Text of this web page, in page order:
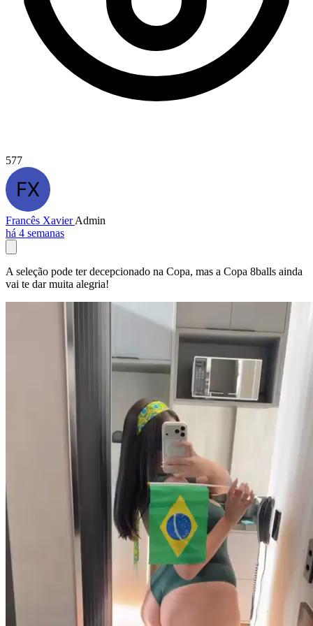
577
Francês XavierAdmin
há 4 semanas
A seleção pode ter decepcionado na Copa, mas a Copa 8balls ainda
vai te dar muita alegria!